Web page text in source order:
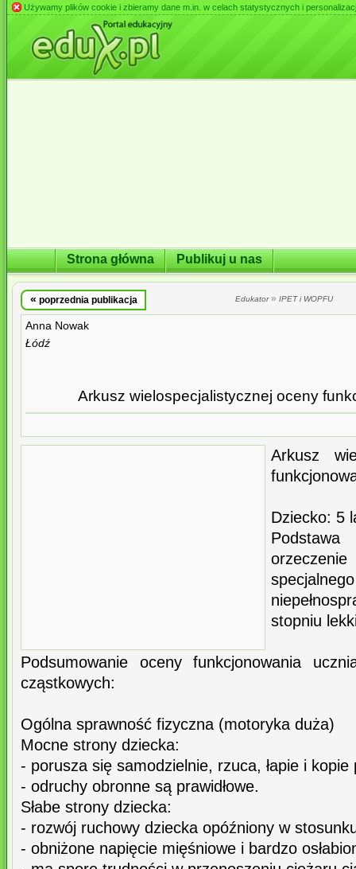
Używamy plików cookie i zbieramy dane m.in. w celach statystycznych i
Strona główna Publikuj u nas
« poprzednia publikacja Edukator» IPET i WOPFU
Anna Nowak
Łódź
Arkusz wielospecjalistycznej oceny
Arkusz
Dziecko: 5
stopniu
Podsumowanie oceny funkcjonowania
cząstkowych:
Ogólna sprawność fizyczna (motoryka duża)
Mocne strony dziecka:
- porusza się samodzielnie, rzuca, łapie i kopie
- odruchy obronne są prawidłowe.
Słabe strony dziecka:
- rozwój ruchowy dziecka opóźniony w
- obniżone napięcie mięśniowe i bardzo